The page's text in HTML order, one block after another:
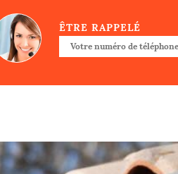
ÊTRE RAPPELÉ